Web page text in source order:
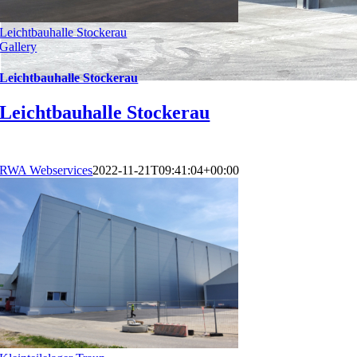
Leichtbauhalle Stockerau
Gallery
Leichtbauhalle Stockerau
Leichtbauhalle Stockerau
RWA Webservices2022-11-21T09:41:04+00:00